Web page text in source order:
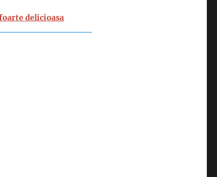
delicioasa